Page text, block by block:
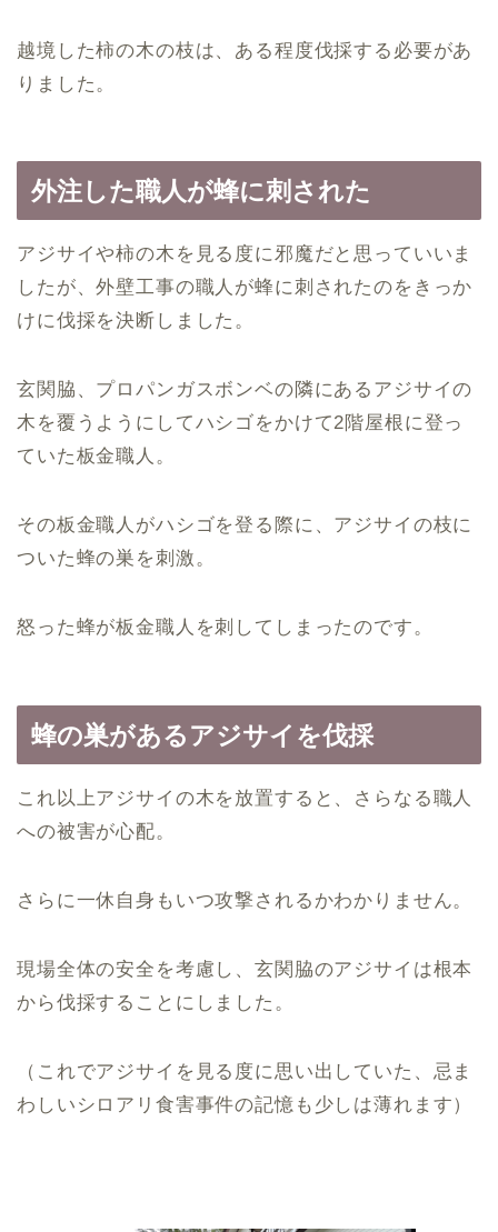
越境した柿の木の枝は、ある程度伐採する必要があ
りました。
外注した職人が蜂に刺された
アジサイや柿の木を見る度に邪魔だと思っていいま
したが、外壁工事の職人が蜂に刺されたのをきっか
けに伐採を決断しました。
玄関脇、プロパンガスボンベの隣にあるアジサイの
木を覆うようにしてハシゴをかけて2階屋根に登っ
ていた板金職人。
その板金職人がハシゴを登る際に、アジサイの枝に
ついた蜂の巣を刺激。
怒った蜂が板金職人を刺してしまったのです。
蜂の巣があるアジサイを伐採
これ以上アジサイの木を放置すると、さらなる職人
への被害が心配。
さらに一休自身もいつ攻撃されるかわかりません。
現場全体の安全を考慮し、玄関脇のアジサイは根本
から伐採することにしました。
（これでアジサイを見る度に思い出していた、忌ま
わしいシロアリ食害事件の記憶も少しは薄れます）